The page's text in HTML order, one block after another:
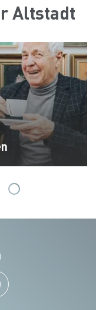
Altstadt